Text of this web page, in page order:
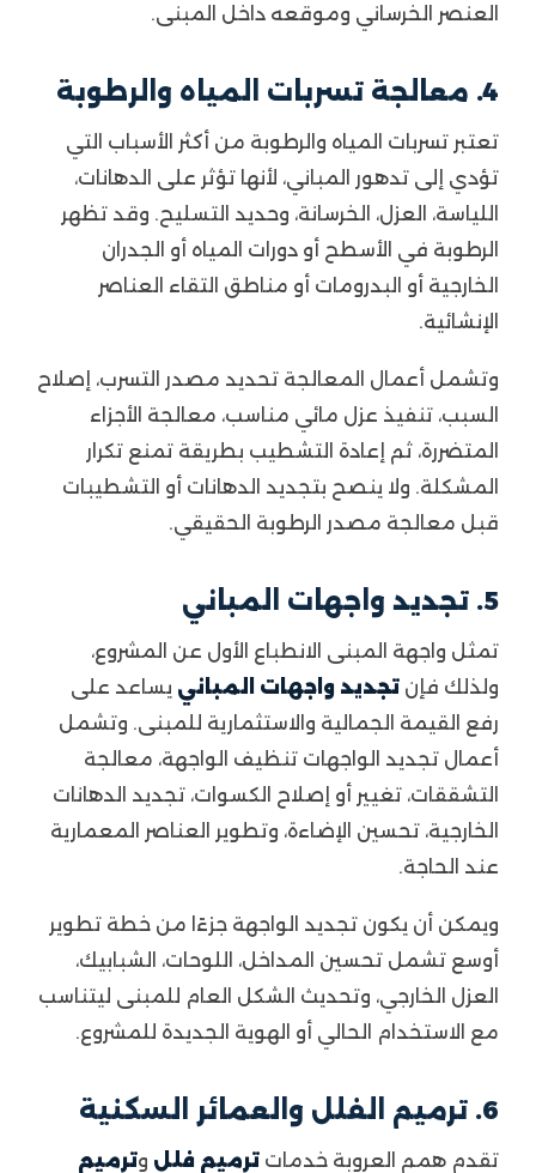
العنصر الخرساني وموقعه داخل المبنى.
4. معالجة تسربات المياه والرطوبة
تعتبر تسربات المياه والرطوبة من أكثر الأسباب التي
تؤدي إلى تدهور المباني، لأنها تؤثر على الدهانات،
اللياسة، العزل، الخرسانة، وحديد التسليح. وقد تظهر
الرطوبة في الأسطح أو دورات المياه أو الجدران
الخارجية أو البدرومات أو مناطق التقاء العناصر
الإنشائية.
وتشمل أعمال المعالجة تحديد مصدر التسرب، إصلاح
السبب، تنفيذ عزل مائي مناسب، معالجة الأجزاء
المتضررة، ثم إعادة التشطيب بطريقة تمنع تكرار
المشكلة. ولا ينصح بتجديد الدهانات أو التشطيبات
قبل معالجة مصدر الرطوبة الحقيقي.
5. تجديد واجهات المباني
تمثل واجهة المبنى الانطباع الأول عن المشروع،
ولذلك فإن تجديد واجهات المباني يساعد على
رفع القيمة الجمالية والاستثمارية للمبنى. وتشمل
أعمال تجديد الواجهات تنظيف الواجهة، معالجة
التشققات، تغيير أو إصلاح الكسوات، تجديد الدهانات
الخارجية، تحسين الإضاءة، وتطوير العناصر المعمارية
عند الحاجة.
ويمكن أن يكون تجديد الواجهة جزءًا من خطة تطوير
أوسع تشمل تحسين المداخل، اللوحات، الشبابيك،
العزل الخارجي، وتحديث الشكل العام للمبنى ليتناسب
مع الاستخدام الحالي أو الهوية الجديدة للمشروع.
6. ترميم الفلل والعمائر السكنية
تقدم همم العروبة خدمات ترميم فلل وترميم